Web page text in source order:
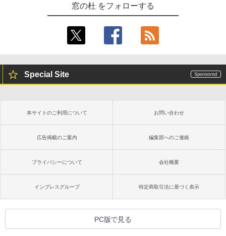
窓の杜 をフォローする
Special Site
本サイトのご利用について お問い合わせ
広告掲載のご案内 編集部へのご連絡
プライバシーについて 会社概要
インプレスグループ 特定商取引法に基づく表示
PC版で見る